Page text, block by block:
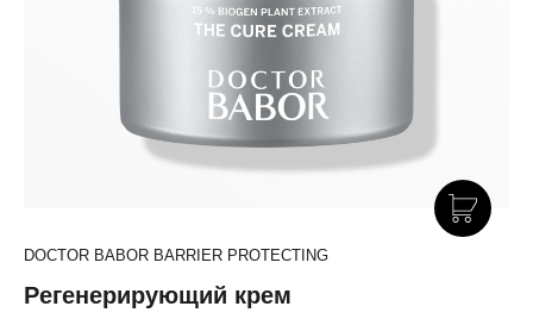
DOCTOR BABOR BARRIER PROTECTING
Регенерирующий крем